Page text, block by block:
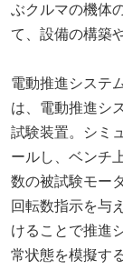
ぶクルマの機体
て、設備の構築
電動推進システ
は、電動推進シ
試験装置。シミ
ールし、ベンチ
数の被試験モー
回転数指示を与
けることで推進
常状態を模擬す